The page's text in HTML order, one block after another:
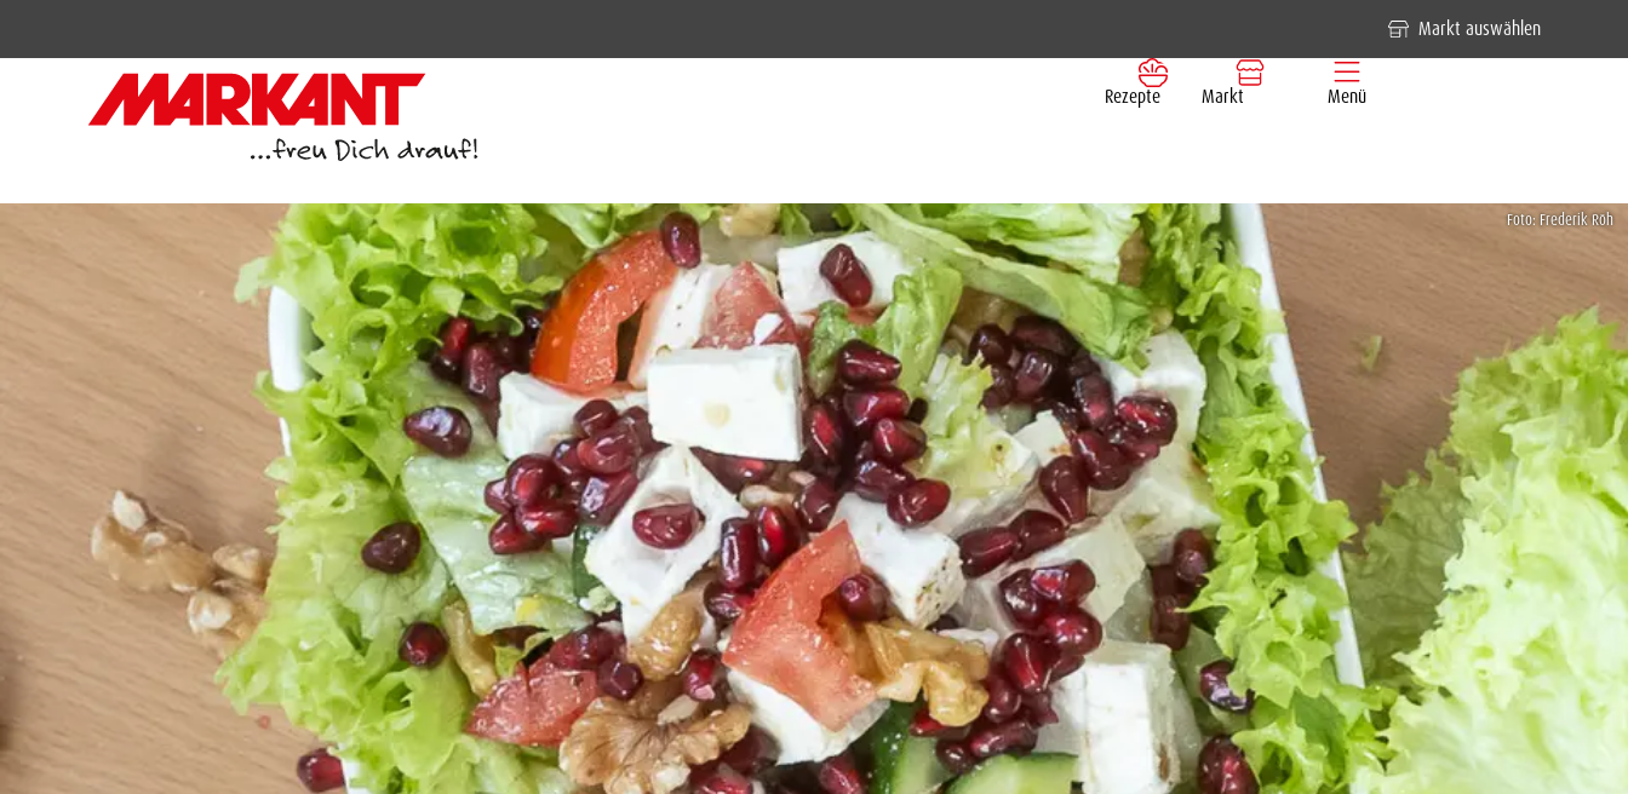
Markt auswählen
Rezepte Markt Menü
Mitmachen & Entdecken
Service
Sortiment
Karriere
Foto: Frederik Röh